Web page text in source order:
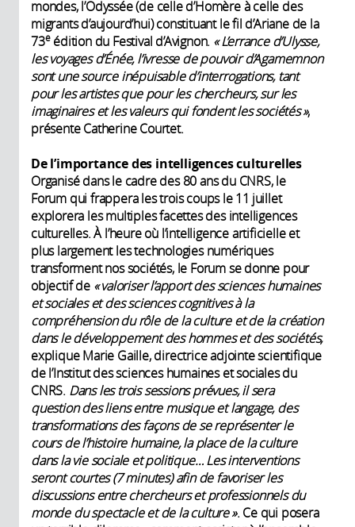
mondes, l’Odyssée (de celle d’Homère à celle des
migrants d’aujourd’hui) constituant le fil d’Ariane de la
73eédition du Festival d’Avignon. « L’errance d’Ulysse,
les voyages d’Énée, l’ivresse de pouvoir d’Agamemnon
sont une source inépuisable d’interrogations, tant
pour les artistes que pour les chercheurs, sur les
imaginaires et les valeurs qui fondent les sociétés »,
présente Catherine Courtet.
De l’importance des intelligences culturelles
Organisé dans le cadre des 80 ans du CNRS, le
Forum qui frappera les trois coups le 11 juillet
explorera les multiples facettes des intelligences
culturelles. À l’heure où l’intelligence artificielle et
plus largement les technologies numériques
transforment nos sociétés, le Forum se donne pour
objectif de « valoriser l’apport des sciences humaines
et sociales et des sciences cognitives à la
compréhension du rôle de la culture et de la création
dans le développement des hommes et des sociétés,
explique Marie Gaille, directrice adjointe scientifique
de l’Institut des sciences humaines et sociales du
CNRS. Dans les trois sessions prévues, il sera
question des liens entre musique et langage, des
transformations des façons de se représenter le
cours de l’histoire humaine, la place de la culture
dans la vie sociale et politique… Les interventions
seront courtes (7 minutes) afin de favoriser les
discussions entre chercheurs et professionnels du
monde du spectacle et de la culture ». Ce qui posera